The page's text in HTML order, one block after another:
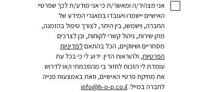
אני מצהיר/ה ומאשר/ת כי אני מודע/ת לכך שפרטיי
האישיים יישמרו ויעובדו במאגרי המידע של
החברה, וישמשו, בין היתר, לצורך טיפול בהזמנה,
מתן שירות, ניהול קשרי לקוחות, וכן לצרכים
מסחריים ושיווקיים, הכל בהתאםלמדיניות
הפרטיות, ולהוראות הדין. ידוע לי כי בכל עת
עומדת לי הזכות לחזור בי מהסכמתי ו/או לדרוש
את מחיקת פרטיי האישיים, וזאת באמצעות פנייה
לחברה במייל: info@h-o-p.co.il